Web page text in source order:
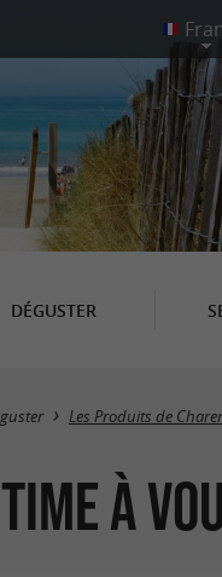
DÉGUSTER
Les Produits de
à